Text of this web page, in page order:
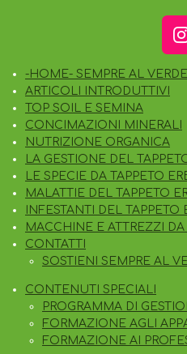
O
I
S
A
G
-HOME- SEMPRE AL VERDE
ARTICOLI INTRODUTTIVI
TOP SOIL E SEMINA
CONCIMAZIONI MINERALI
NUTRIZIONE ORGANICA
LA GESTIONE DEL
LE SPECIE DA TAPPETO
MALATTIE DEL TAPPETO
INFESTANTI DEL TAPPETO
MACCHINE E ATTREZZI
CONTATTI
SOSTIENI SEMPRE AL
CONTENUTI SPECIALI
PROGRAMMA DI
FORMAZIONE AGLI
FORMAZIONE AI